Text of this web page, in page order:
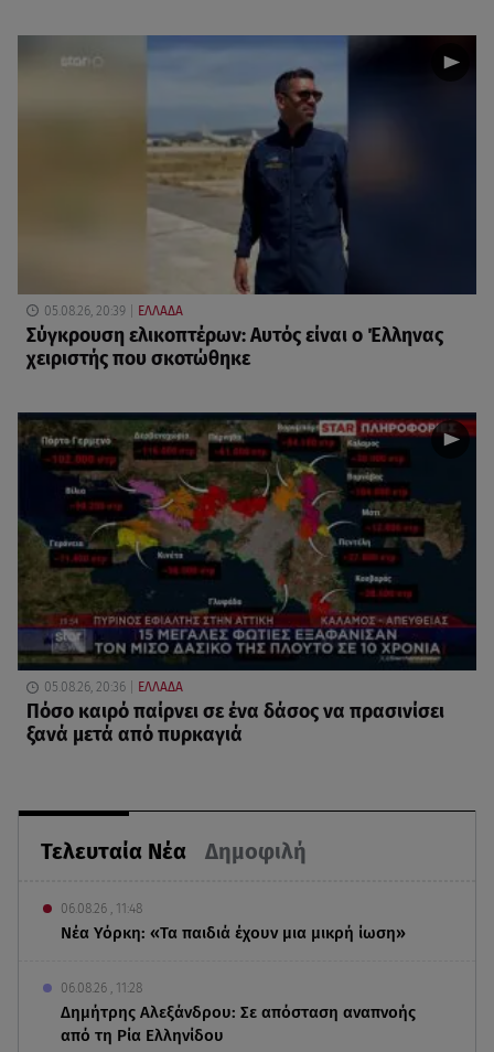
Τελευταία Νέα Δημοφιλή
06.08.26 , 11:48
Νέα Υόρκη: «Τα παιδιά έχουν μια μικρή ίωση»
06.08.26 , 11:28
Δημήτρης Αλεξάνδρου: Σε απόσταση αναπνοής
από τη Ρία Ελληνίδου
05.08.26, 20:39 ΕΛΛΑΔΑ
Σύγκρουση ελικοπτέρων: Αυτός είναι ο Έλληνας
χειριστής που σκοτώθηκε
05.08.26, 20:36 ΕΛΛΑΔΑ
Πόσο καιρό παίρνει σε ένα δάσος να πρασινίσει
ξανά μετά από πυρκαγιά